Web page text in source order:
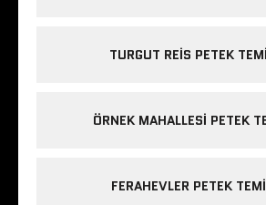
TURGUT REIS PETEK
ÖRNEK MAHALLESI PETEK
FERAHEVLER PETEK